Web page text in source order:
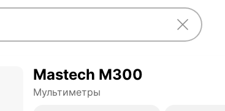
Mastech M300
Мультиметры